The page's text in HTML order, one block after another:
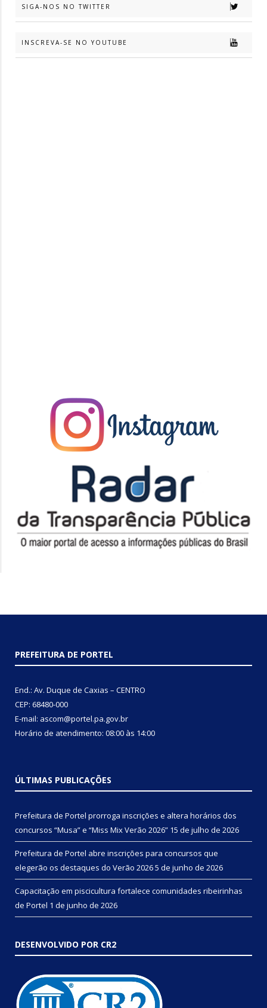
SIGA-NOS NO TWITTER
INSCREVA-SE NO YOUTUBE
PREFEITURA DE PORTEL
End.: Av. Duque de Caxias – CENTRO
CEP: 68480-000
E-mail: ascom@portel.pa.gov.br
Horário de atendimento: 08:00 às 14:00
ÚLTIMAS PUBLICAÇÕES
Prefeitura de Portel prorroga inscrições e altera horários dos
concursos “Musa” e “Miss Mix Verão 2026” 15 de julho de 2026
Prefeitura de Portel abre inscrições para concursos que
elegerão os destaques do Verão 20265 de junho de 2026
Capacitação em piscicultura fortalece comunidades ribeirinhas
de Portel 1 de junho de 2026
DESENVOLVIDO POR CR2